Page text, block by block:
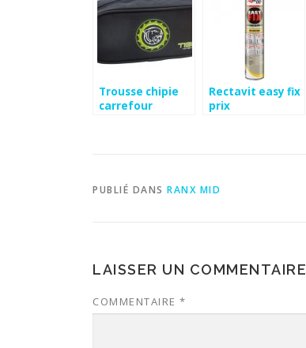
Trousse chipie
carrefour
Rectavit easy fix
prix
PUBLIÉ DANS RANX MID
LAISSER UN COMMENTAIRE
COMMENTAIRE *